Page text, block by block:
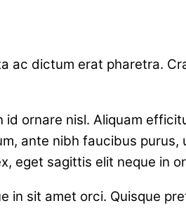
dictum erat pharetra.
ornare nisl. Aliquam
ante nibh faucibus
eget sagittis elit neque in
sit amet orci. Quisque